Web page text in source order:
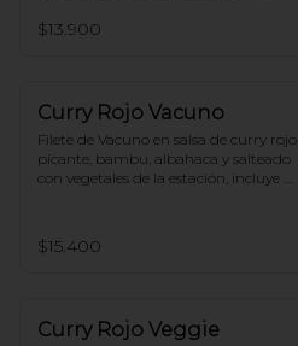
porción de arroz blanco.
$13.900
Curry Rojo Vacuno
Filete de Vacuno en salsa de curry rojo
picante, bambu, albahaca y salteado
con vegetales de la estación, incluye
$15.400
Curry Rojo Veggie